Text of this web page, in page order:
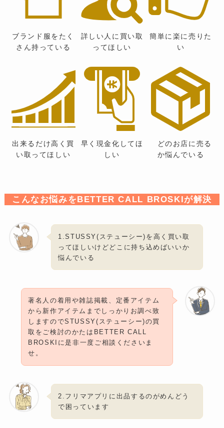
ブランド服をたく
さん持っている
詳しい人に買い取
ってほしい
簡単に楽に売りた
い
出来るだけ高く買
い取ってほしい
早く現金化してほ
しい
どのお店に売る
か悩んでいる
こんなお悩みをBETTER CALL BROSKIが解決
1.STUSSY(ステューシー)を高く買い取
ってほしいけどどこに持ち込めばいいか
悩んでいる
著名人の着用や雑誌掲載、定番アイテム
から新作アイテムまでしっかりお調べ致
しますのでSTUSSY(ステューシー)の買
取をご検討のかたはBETTER CALL
BROSKIに是非一度ご相談くださいま
せ。
2.フリマアプリに出品するのがめんどう
で困っています